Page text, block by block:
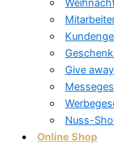
Give
Nuss-
Online Shop